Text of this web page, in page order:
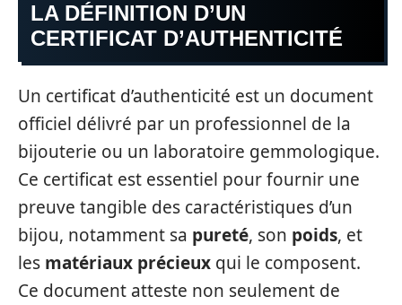
LA DÉFINITION D’UN
CERTIFICAT D’AUTHENTICITÉ
Un certificat d’authenticité est un document
officiel délivré par un professionnel de la
bijouterie ou un laboratoire gemmologique.
Ce certificat est essentiel pour fournir une
preuve tangible des caractéristiques d’un
bijou, notamment sa pureté, son poids, et
les matériaux précieux qui le composent.
Ce document atteste non seulement de